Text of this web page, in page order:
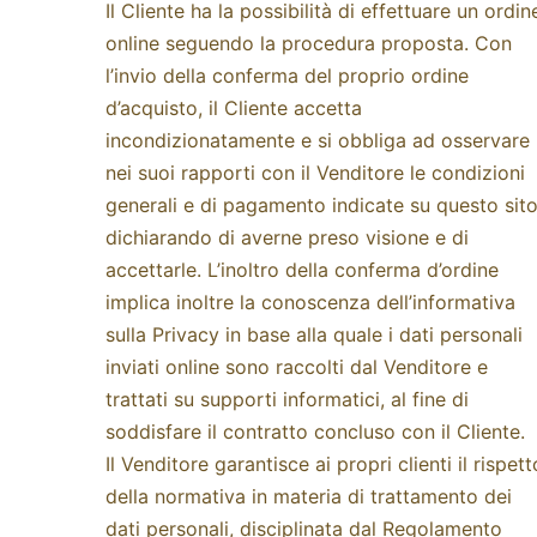
Il Cliente ha la possibilità di effettuare un
online seguendo la procedura proposta. Con
l’invio della conferma del proprio ordine
d’acquisto, il Cliente accetta
incondizionatamente e si obbliga ad osservare
nei suoi rapporti con il Venditore le condizioni
generali e di pagamento indicate su questo
dichiarando di averne preso visione e di
accettarle. L’inoltro della conferma d’ordine
implica inoltre la conoscenza dell’informativa
sulla Privacy in base alla quale i dati personali
inviati online sono raccolti dal Venditore e
trattati su supporti informatici, al fine di
soddisfare il contratto concluso con il Cliente.
Il Venditore garantisce ai propri clienti il
della normativa in materia di trattamento dei
dati personali, disciplinata dal Regolamento